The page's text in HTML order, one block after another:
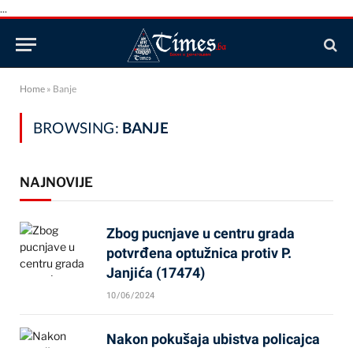
...
Home » Banje
BROWSING: BANJE
NAJNOVIJE
Zbog pucnjave u centru grada
potvrđena optužnica protiv P.
Janjića (17474)
10/06/2024
Nakon pokušaja ubistva policajca